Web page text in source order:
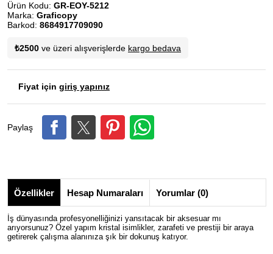
Ürün Kodu: GR-EOY-5212
Marka: Graficopy
Barkod: 8684917709090
₺2500 ve üzeri alışverişlerde kargo bedava
Fiyat için giriş yapınız
Paylaş
Özellikler Hesap Numaraları Yorumlar (0)
İş dünyasında profesyonelliğinizi yansıtacak bir aksesuar mı
arıyorsunuz? Özel yapım kristal isimlikler, zarafeti ve prestiji bir araya
getirerek çalışma alanınıza şık bir dokunuş katıyor.